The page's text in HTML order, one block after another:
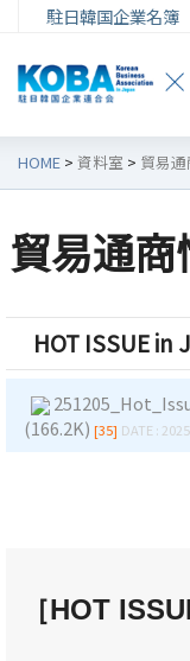
韓
企
連
紹
介
沿革
駐日韓国企業名簿
HOME > 資料室 > 貿易
貿易通商
HOT ISSUE in
(166.2K) [35] DATE :
［HOT